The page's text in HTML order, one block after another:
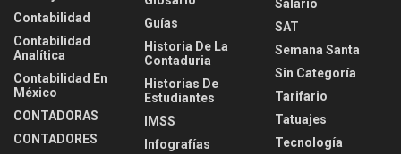
Contabilidad
Contabilidad
Analítica
Contabilidad En
México
CONTADORAS
CONTADORES
Guías
Historia De La
Contaduria
Historias De
Estudiantes
IMSS
Infografías
Salario
SAT
Semana Santa
Sin Categoría
Tarifario
Tatuajes
Tecnología